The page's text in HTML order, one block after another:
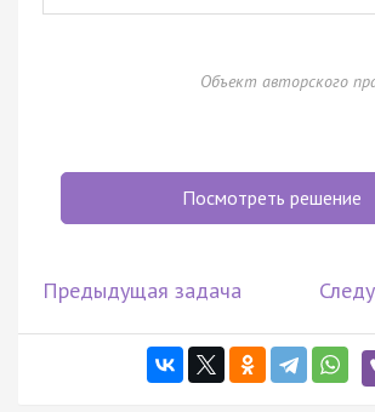
Объект авторского
Посмотреть решение
Предыдущая задача